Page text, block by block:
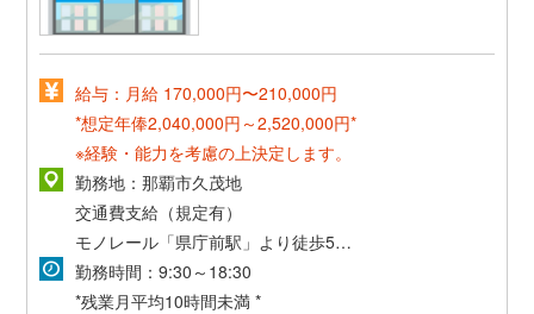
給与：月給 170,000円〜210,000円
*想定年俸2,040,000円～2,520,000円*
※経験・能力を考慮の上決定します。
勤務地：那覇市久茂地
交通費支給（規定有）
モノレール「県庁前駅」より徒歩5分
バス停「農林中金前」より徒歩5分
バス停「琉銀本店前」より徒歩3分
勤務時間：9:30～18:30
*残業月平均10時間未満 *